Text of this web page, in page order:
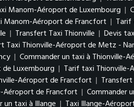
Manom-Aéroport de Luxembourg |
Manom-Aéroport de Francfort |
| Transfert Taxi Thionville | Devis
Taxi Thionville-Aéroport de Metz -
| Commander un taxi à Thionville-
Luxembourg | Tarif taxi Thionville-
Aéroport de Francfort |
Aéroport de Francfort | Commander
un taxi à Illange | Taxi Illange-